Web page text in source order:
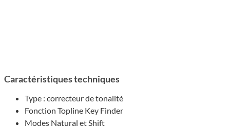
Caractéristiques techniques
Type : correcteur de tonalité
Fonction Topline Key Finder
Modes Natural et Shift